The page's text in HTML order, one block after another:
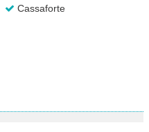
Cassaforte